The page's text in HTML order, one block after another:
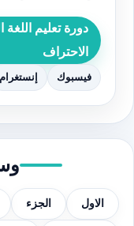
دورة تعليم
الاحتراف
فيسبوك إنستغرام
الاول الجزء